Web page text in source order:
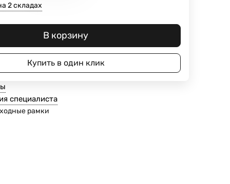
2 складах
В корзину
Купить в один клик
специалиста
рамки